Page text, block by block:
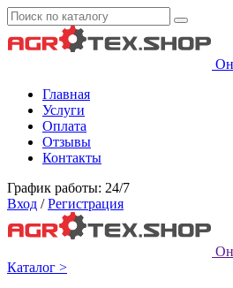
Главная
Услуги
Оплата
Отзывы
Контакты
График работы: 24/7
Вход / Регистрация
Каталог >